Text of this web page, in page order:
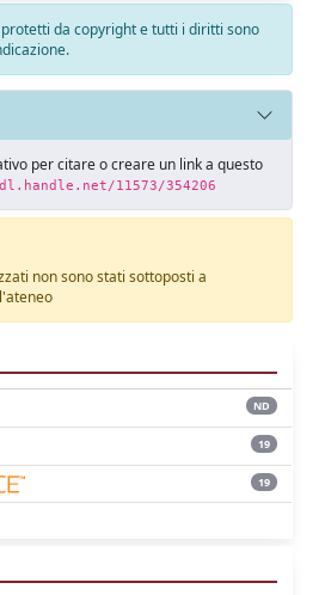
da copyright e tutti i diritti sono
per citare o creare un link a questo
11573/354206
non sono stati sottoposti a
ND
19
19